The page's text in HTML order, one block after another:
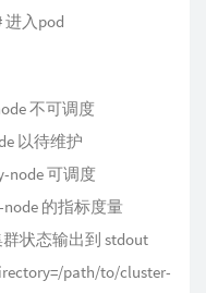
进入pod
不可调度
以待维护
node 可调度
node 的指标度量
群状态输出到 stdout
path/to/cluster-